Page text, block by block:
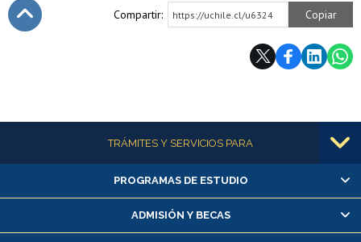
Compartir: https://uchile.cl/u6324 Copiar
Más informaciónTRÁMITES Y SERVICIOS PARA
Alumnas/os y exalumnas/os
Matrícula en línea
Inscripción y cambio de asignaturas
PROGRAMAS DE ESTUDIO
ADMISIÓN Y BECAS